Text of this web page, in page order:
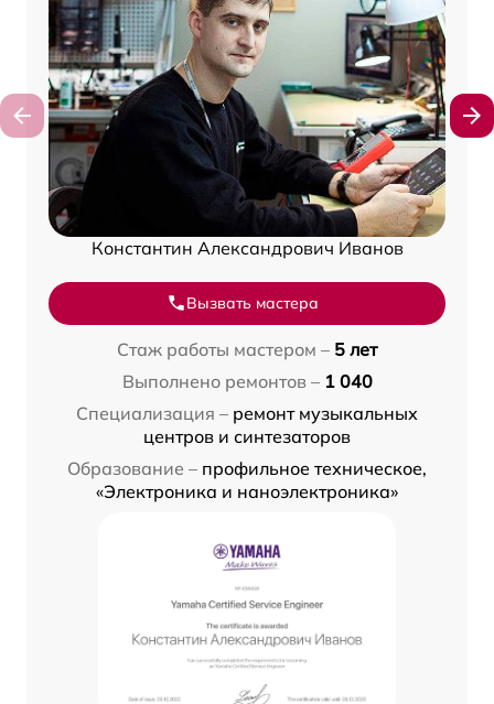
Константин Александрович Иванов
Вызвать мастера
Стаж работы мастером – 5 лет
Выполнено ремонтов – 1 040
Специализация – ремонт музыкальных
центров и синтезаторов
Образование – профильное техническое,
«Электроника и наноэлектроника»